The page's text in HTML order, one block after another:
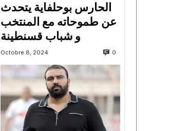
الحارس بوحلفاية يتحدث
عن طموحاته مع المنتخب
و شباب قسنطينة
Octobre 8, 2024 0